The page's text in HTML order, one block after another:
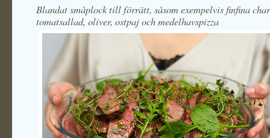
Blandat småplock till förrätt, såsom exempelvis finfina
tomatsallad, oliver, ostpaj och medelhavspizza